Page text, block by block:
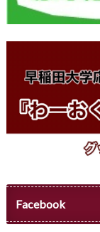
Facebook